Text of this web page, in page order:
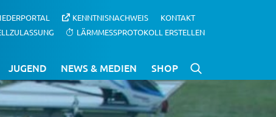
KENNTNISNACHWEIS
KONTAKT
LÄRMMESSPROTOKOLL ERSTELLEN
JUGEND NEWS & MEDIEN SHOP